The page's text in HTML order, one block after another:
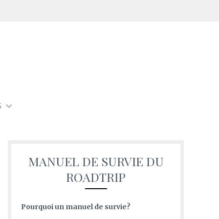
MANUEL DE SURVIE DU
ROADTRIP
Pourquoi un manuel de survie?